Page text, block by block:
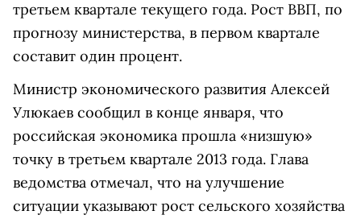
третьем квартале текущего года. Рост ВВП, по
прогнозу министерства, в первом квартале
составит один процент.
Министр экономического развития Алексей
Улюкаев сообщил в конце января, что
российская экономика прошла «низшую»
точку в третьем квартале 2013 года. Глава
ведомства отмечал, что на улучшение
ситуации указывают рост сельского хозяйства